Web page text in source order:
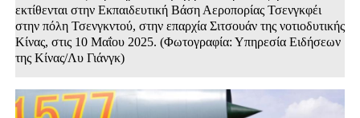
εκτίθενται στην Εκπαιδευτική Βάση Αεροπορίας Τσενγκφέι
στην πόλη Τσενγκντού, στην επαρχία Σιτσουάν της νοτιοδυτικής
Κίνας, στις 10 Μαΐου 2025. (Φωτογραφία: Υπηρεσία Ειδήσεων
της Κίνας/Λυ Γιάνγκ)